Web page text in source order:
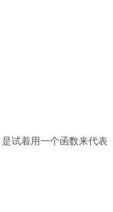
试着用一个函数来代表